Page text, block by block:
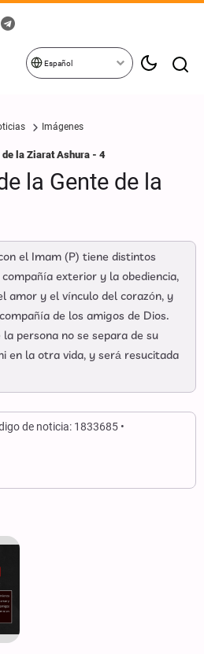
Español
Imágenes
la Ziarat Ashura - 4
la Gente de la
el Imam (P) tiene distintos
exterior y la obediencia,
amor y el vínculo del corazón, y
de los amigos de Dios.
la persona no se separa de su
en la otra vida, y será resucitada
de noticia: 1833685